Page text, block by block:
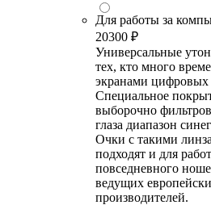
Для работы за
20300 ₽
Универсальные
тех, кто много
экранами цифровых
Специальное
выборочно
глаза диапазон
Очки с такими
подходят и для
повседневного
ведущих
производителей.